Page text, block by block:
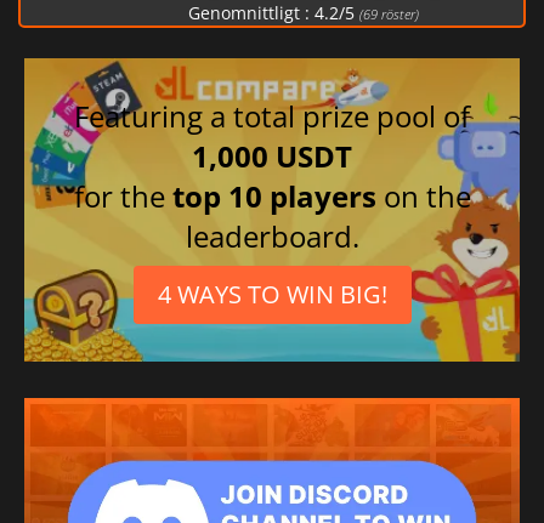
Genomnittligt : 4.2/5 (69röster)
Featuring a total prize pool of
1,000 USDT
for thetop 10 players on the
leaderboard.
4 WAYS TO WIN BIG!